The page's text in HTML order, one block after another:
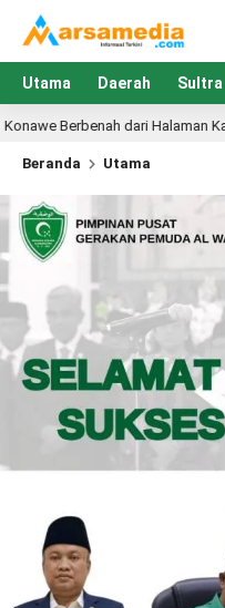
Utama Daerah Sultra
Kantor, Wujudkan Pelayanan
Beranda Utama